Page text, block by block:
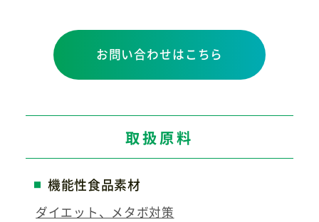
お問い合わせはこちら
取扱原料
機能性食品素材
ダイエット、メタボ対策